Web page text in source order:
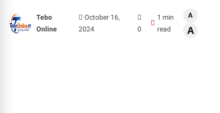
Tebo
Online
October 16,
2024
0
1 min
read
A
A